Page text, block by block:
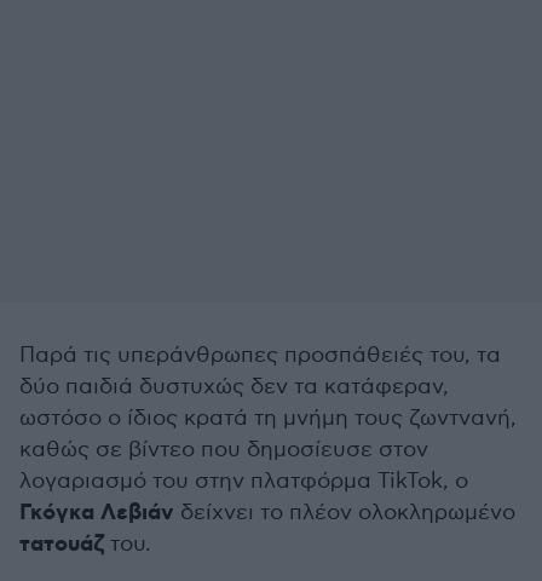
Παρά τις υπεράνθρωπες προσπάθειές του, τα
δύο παιδιά δυστυχώς δεν τα κατάφεραν,
ωστόσο ο ίδιος κρατά τη μνήμη τους ζωντνανή,
καθώς σε βίντεο που δημοσίευσε στον
λογαριασμό του στην πλατφόρμα TikTok, o
Γκόγκα Λεβιάν δείχνει το πλέον ολοκληρωμένο
τατουάζ του.